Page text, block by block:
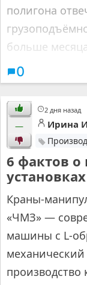
полигона
больше
0
2 дня назад
— Ирина
6 фактов
Краны-
«ЧМЗ» —
машины с L-
механический